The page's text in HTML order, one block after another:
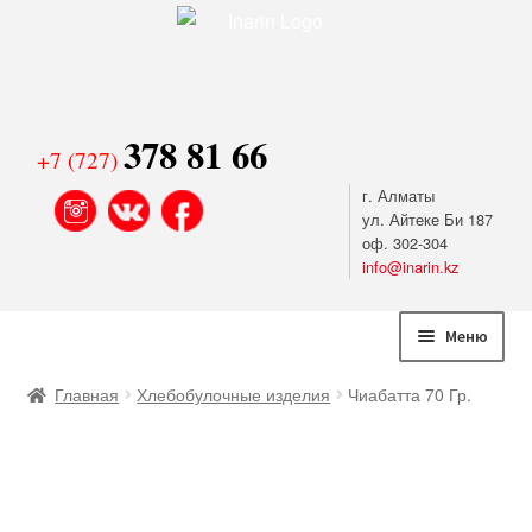
+7 (727) 378 81 66
г. Алматы
ул. Айтеке Би 187
оф. 302-304
info@inarin.kz
навигации
содержимому
Меню
Хлебобулочные изделия
Главная Хлебобулочные изделия Чиабатта 70 Гр.